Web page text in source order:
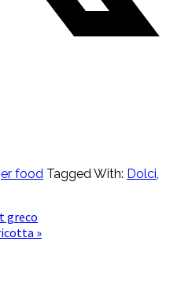
food Tagged With: Dolci,
greco
»